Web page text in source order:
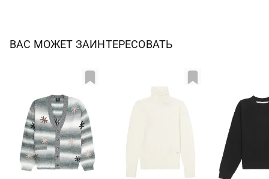
ВАС МОЖЕТ ЗАИНТЕРЕСОВАТЬ